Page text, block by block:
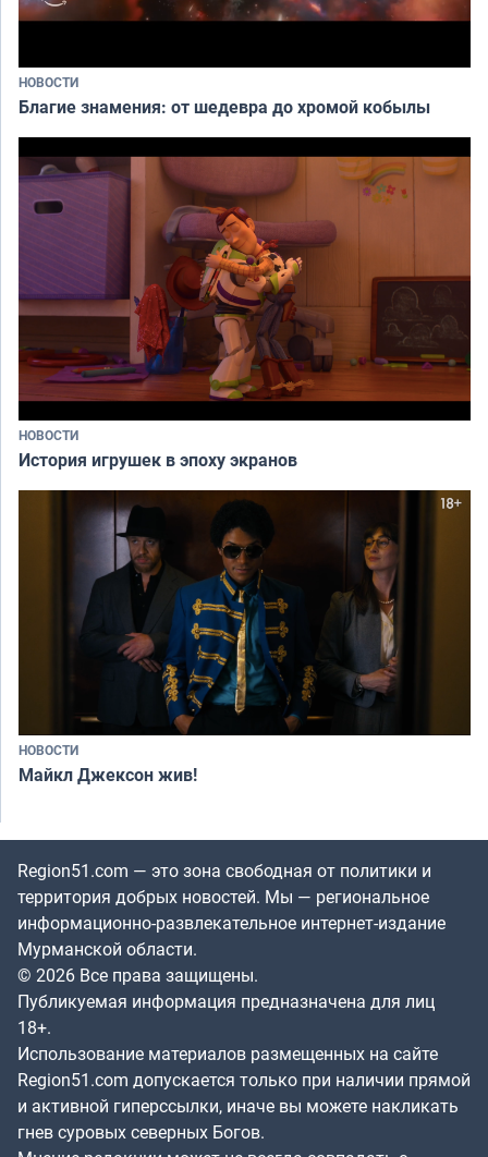
НОВОСТИ
Благие знамения: от шедевра до хромой кобылы
НОВОСТИ
История игрушек в эпоху экранов
НОВОСТИ
Майкл Джексон жив!
Region51.com — это зона свободная от политики и
территория добрых новостей. Мы — региональное
информационно-развлекательное интернет-издание
Мурманской области.
© 2026 Все права защищены.
Публикуемая информация предназначена для лиц
18+.
Использование материалов размещенных на сайте
Region51.com допускается только при наличии прямой
и активной гиперссылки, иначе вы можете накликать
гнев суровых северных Богов.